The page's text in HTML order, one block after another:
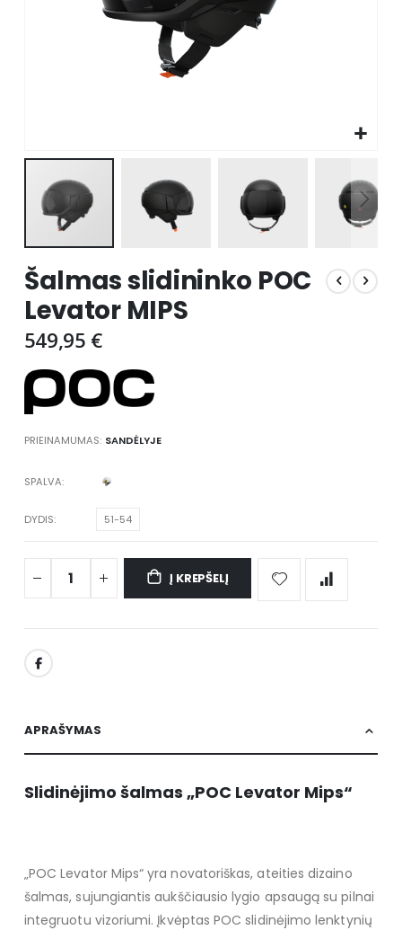
to
the
beginning
of
the
images
gallery
Šalmas slidininko POC
Levator MIPS
549,95 €
PRIEINAMUMAS: SANDĖLYJE
SPALVA
DYDIS 51-54
Į KREPŠELĮ
APRAŠYMAS
Slidinėjimo šalmas „POC Levator Mips“
„POC Levator Mips“ yra novatoriškas, ateities dizaino
šalmas, sujungiantis aukščiausio lygio apsaugą su pilnai
integruotu vizoriumi. Įkvėptas POC slidinėjimo lenktynių